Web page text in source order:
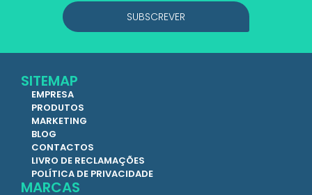
SUBSCREVER
SITEMAP
EMPRESA
PRODUTOS
MARKETING
BLOG
CONTACTOS
LIVRO DE RECLAMAÇÕES
POLÍTICA DE PRIVACIDADE
MARCAS